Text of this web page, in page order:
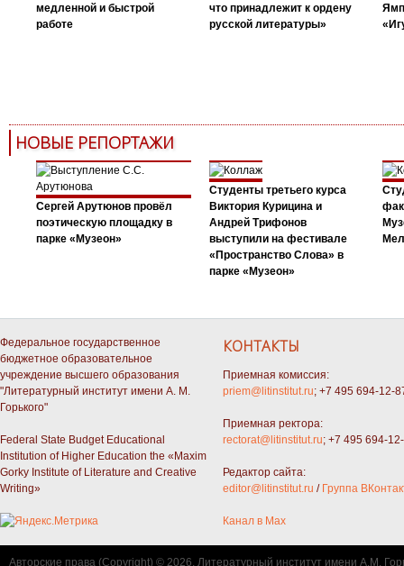
медленной и быстрой
работе
что принадлежит к ордену
русской литературы»
НОВЫЕ РЕПОРТАЖИ
Сергей Арутюнов провёл
поэтическую площадку в
парке «Музеон»
Студенты третьего курса
Виктория Курицина и
Андрей Трифонов
выступили на фестивале
«Пространство Слова» в
парке «Музеон»
Федеральное государственное
бюджетное образовательное
учреждение высшего образования
"Литературный институт имени А. М.
Горького"
Federal State Budget Educational
Institution of Higher Education the «Maxim
Gorky Institute of Literature and Creative
Writing»
КОНТАКТЫ
Приемная комиссия:
priem@litinstitut.ru; +7 495 694-12-
Приемная ректора:
rectorat@litinstitut.ru; +7 495 694-
Редактор сайта:
editor@litinstitut.ru / Группа
Канал в Max
Авторские права (Copyright) © 2026, Литературный институт имени А.М.